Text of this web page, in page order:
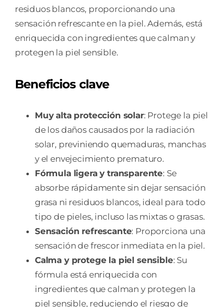
residuos blancos, proporcionando una
sensación refrescante en la piel. Además, está
enriquecida con ingredientes que calman y
protegen la piel sensible.
Beneficios clave
Muy alta protección solar: Protege la piel
de los daños causados por la radiación
solar, previniendo quemaduras, manchas
y el envejecimiento prematuro.
Fórmula ligera y transparente: Se
absorbe rápidamente sin dejar sensación
grasa ni residuos blancos, ideal para todo
tipo de pieles, incluso las mixtas o grasas.
Sensación refrescante: Proporciona una
sensación de frescor inmediata en la piel.
Calma y protege la piel sensible: Su
fórmula está enriquecida con
ingredientes que calman y protegen la
piel sensible, reduciendo el riesgo de